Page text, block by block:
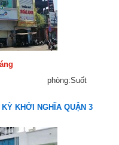
phòng:Suốt
KHỞI NGHĨA QUẬN 3